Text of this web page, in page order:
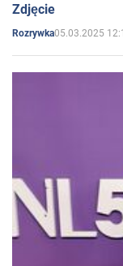
Zdjęcie
Rozrywka05.03.2025